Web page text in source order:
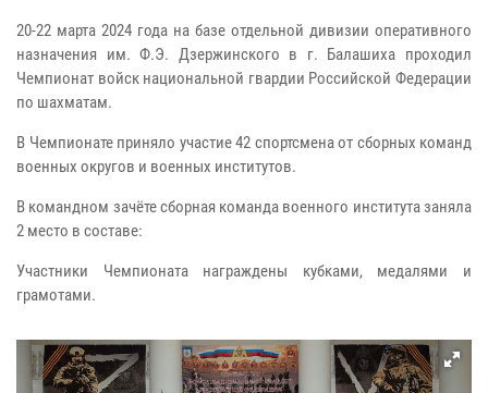
20-22 марта 2024 года на базе отдельной дивизии оперативного
назначения им. Ф.Э. Дзержинского в г. Балашиха проходил
Чемпионат войск национальной гвардии Российской Федерации
по шахматам.
В Чемпионате приняло участие 42 спортсмена от сборных команд
военных округов и военных институтов.
В командном зачёте сборная команда военного института заняла
2 место в составе:
Участники Чемпионата награждены кубками, медалями и
грамотами.